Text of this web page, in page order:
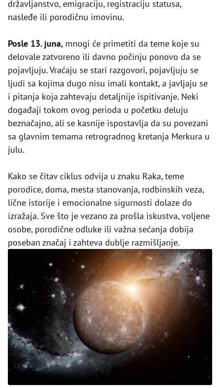
državljanstvo, emigraciju, registraciju statusa,
nasleđe ili porodičnu imovinu.
Posle 13. juna, mnogi će primetiti da teme koje su
delovale zatvoreno ili davno počinju ponovo da se
pojavljuju. Vraćaju se stari razgovori, pojavljuju se
ljudi sa kojima dugo nisu imali kontakt, a javljaju se
i pitanja koja zahtevaju detaljnije ispitivanje. Neki
događaji tokom ovog perioda u početku deluju
beznačajno, ali se kasnije ispostavlja da su povezani
sa glavnim temama retrogradnog kretanja Merkura u
julu.
Kako se čitav ciklus odvija u znaku Raka, teme
porodice, doma, mesta stanovanja, rodbinskih veza,
lične istorije i emocionalne sigurnosti dolaze do
izražaja. Sve što je vezano za prošla iskustva, voljene
osobe, porodične odluke ili važna sećanja dobija
poseban značaj i zahteva dublje razmišljanje.